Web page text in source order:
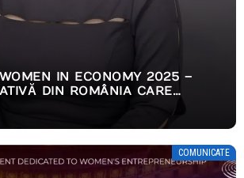
IN ECONOMY 2025 –
DIN ROMÂNIA CARE
PATRONAJ AL
EUROPEAN, PENTRU AL
COMUNICATE